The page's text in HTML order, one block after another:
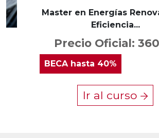
Master en Energías
Eficiencia...
Precio Oficial:
BECA hasta 40%
Ir al curso